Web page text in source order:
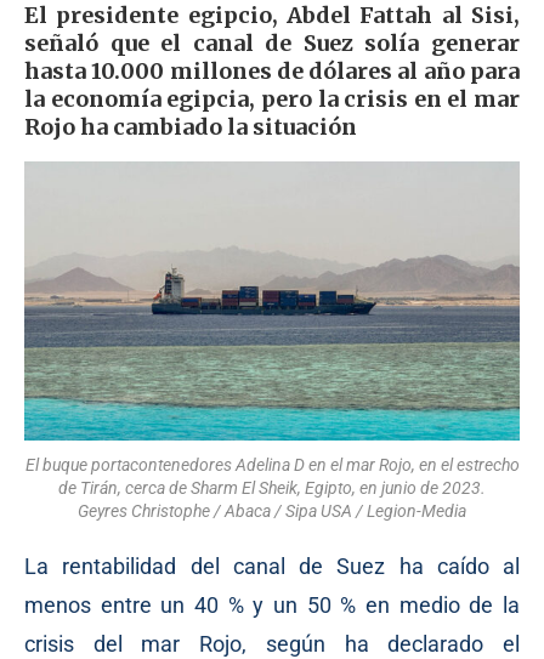
El presidente egipcio, Abdel Fattah al Sisi,
señaló que el canal de Suez solía generar
hasta 10.000 millones de dólares al año para
la economía egipcia, pero la crisis en el mar
Rojo ha cambiado la situación
El buque portacontenedores Adelina D en el mar Rojo, en el estrecho
de Tirán, cerca de Sharm El Sheik, Egipto, en junio de 2023.
Geyres Christophe / Abaca / Sipa USA / Legion-Media
La rentabilidad del canal de Suez ha caído al
menos entre un 40 % y un 50 % en medio de la
crisis del mar Rojo, según
ha declarado el